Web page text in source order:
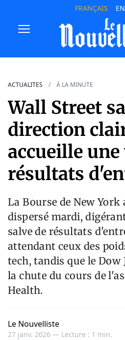
FRANÇAIS
ACTUALITES À LA MINUTE
Wall Street
direction
accueille une
résultats
La Bourse de New
dispersé mardi,
salve de résultats
attendant ceux des
tech, tandis que le Dow
la chute du cours de
Health.
Le Nouvelliste
27 janv. 2026 — Lecture : 1 min.